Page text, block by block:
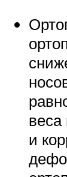
веса
и